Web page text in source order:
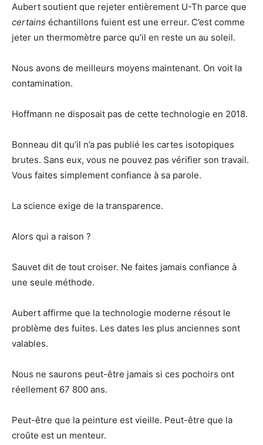
Aubert soutient que rejeter entièrement U-Th parce que
certains échantillons fuient est une erreur. C’est comme
jeter un thermomètre parce qu’il en reste un au soleil.
Nous avons de meilleurs moyens maintenant. On voit la
contamination.
Hoffmann ne disposait pas de cette technologie en 2018.
Bonneau dit qu’il n’a pas publié les cartes isotopiques
brutes. Sans eux, vous ne pouvez pas vérifier son travail.
Vous faites simplement confiance à sa parole.
La science exige de la transparence.
Alors qui a raison ?
Sauvet dit de tout croiser. Ne faites jamais confiance à
une seule méthode.
Aubert affirme que la technologie moderne résout le
problème des fuites. Les dates les plus anciennes sont
valables.
Nous ne saurons peut-être jamais si ces pochoirs ont
réellement 67 800 ans.
Peut-être que la peinture est vieille. Peut-être que la
croûte est un menteur.